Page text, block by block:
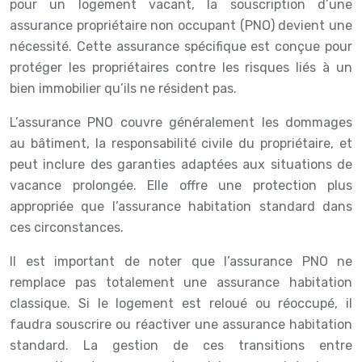
pour un logement vacant, la souscription d’une
assurance propriétaire non occupant (PNO) devient une
nécessité. Cette assurance spécifique est conçue pour
protéger les propriétaires contre les risques liés à un
bien immobilier qu’ils ne résident pas.
L’assurance PNO couvre généralement les dommages
au bâtiment, la responsabilité civile du propriétaire, et
peut inclure des garanties adaptées aux situations de
vacance prolongée. Elle offre une protection plus
appropriée que l’assurance habitation standard dans
ces circonstances.
Il est important de noter que l’assurance PNO ne
remplace pas totalement une assurance habitation
classique. Si le logement est reloué ou réoccupé, il
faudra souscrire ou réactiver une assurance habitation
standard. La gestion de ces transitions entre